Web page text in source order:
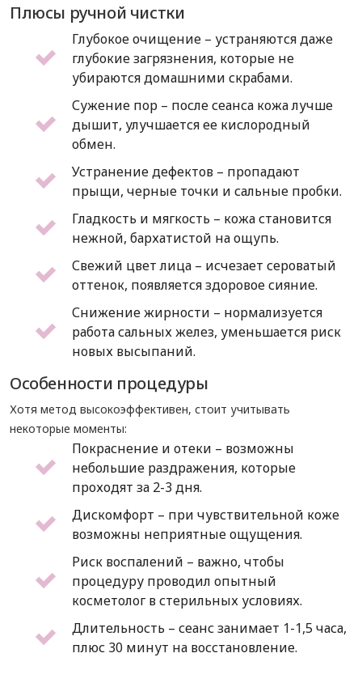
Плюсы ручной чистки
Глубокое очищение – устраняются даже
глубокие загрязнения, которые не
убираются домашними скрабами.
Сужение пор – после сеанса кожа лучше
дышит, улучшается ее кислородный
обмен.
Устранение дефектов – пропадают
прыщи, черные точки и сальные пробки.
Гладкость и мягкость – кожа становится
нежной, бархатистой на ощупь.
Свежий цвет лица – исчезает сероватый
оттенок, появляется здоровое сияние.
Снижение жирности – нормализуется
работа сальных желез, уменьшается риск
новых высыпаний.
Особенности процедуры
Хотя метод высокоэффективен, стоит учитывать
некоторые моменты:
Покраснение и отеки – возможны
небольшие раздражения, которые
проходят за 2-3 дня.
Дискомфорт – при чувствительной коже
возможны неприятные ощущения.
Риск воспалений – важно, чтобы
процедуру проводил опытный
косметолог в стерильных условиях.
Длительность – сеанс занимает 1-1,5 часа,
плюс 30 минут на восстановление.